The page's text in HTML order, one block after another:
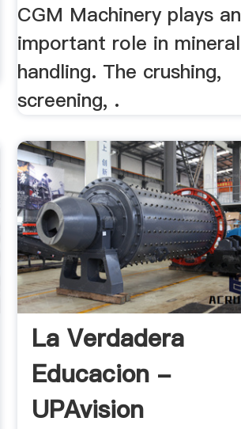
CGM Machinery plays an
important role in mineral
handling. The crushing,
screening, .
La Verdadera
Educacion -
UPAvision